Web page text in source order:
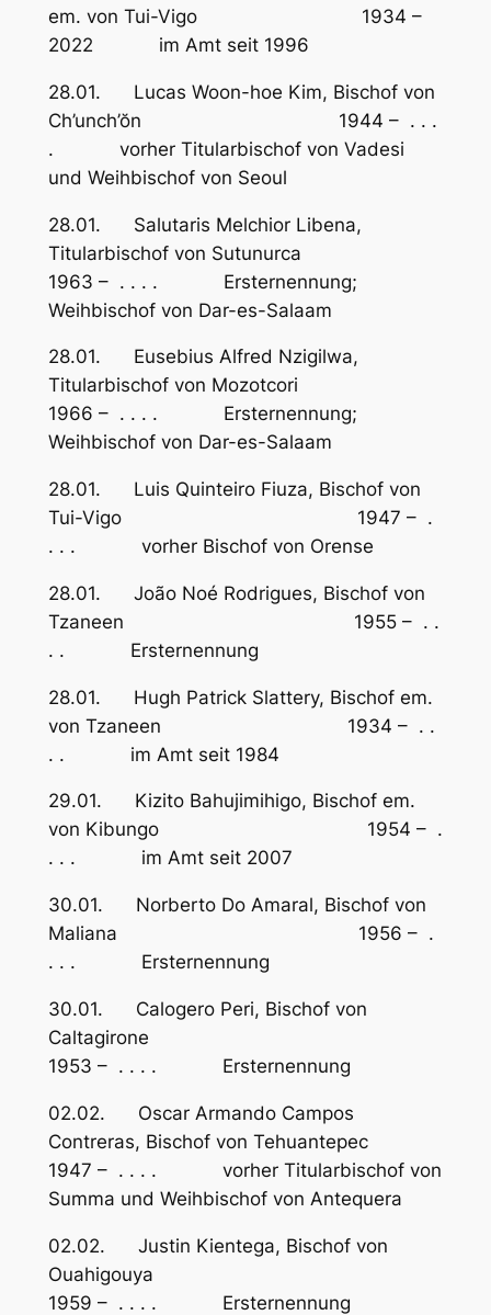
em. von Tui-Vigo 1934 –
2022 im Amt seit 1996
28.01. Lucas Woon-hoe Kim, Bischof von
Ch’unch’ŏn 1944 – . . .
. vorher Titularbischof von Vadesi
und Weihbischof von Seoul
28.01. Salutaris Melchior Libena,
Titularbischof von Sutunurca
1963 – . . . . Ersternennung;
Weihbischof von Dar-es-Salaam
28.01. Eusebius Alfred Nzigilwa,
Titularbischof von Mozotcori
1966 – . . . . Ersternennung;
Weihbischof von Dar-es-Salaam
28.01. Luis Quinteiro Fiuza, Bischof von
Tui-Vigo 1947 – .
. . . vorher Bischof von Orense
28.01. João Noé Rodrigues, Bischof von
Tzaneen 1955 – . .
. . Ersternennung
28.01. Hugh Patrick Slattery, Bischof em.
von Tzaneen 1934 – . .
. . im Amt seit 1984
29.01. Kizito Bahujimihigo, Bischof em.
von Kibungo 1954 – .
. . . im Amt seit 2007
30.01. Norberto Do Amaral, Bischof von
Maliana 1956 – .
. . . Ersternennung
30.01. Calogero Peri, Bischof von
Caltagirone
1953 – . . . . Ersternennung
02.02. Oscar Armando Campos
Contreras, Bischof von Tehuantepec
1947 – . . . . vorher Titularbischof von
Summa und Weihbischof von Antequera
02.02. Justin Kientega, Bischof von
Ouahigouya
1959 – . . . . Ersternennung